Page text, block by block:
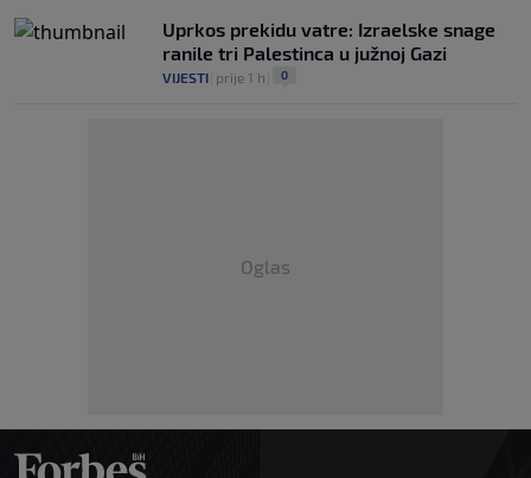
Uprkos prekidu vatre: Izraelske snage
ranile tri Palestinca u južnoj Gazi
VIJESTI prije 1 h 0
Oglas